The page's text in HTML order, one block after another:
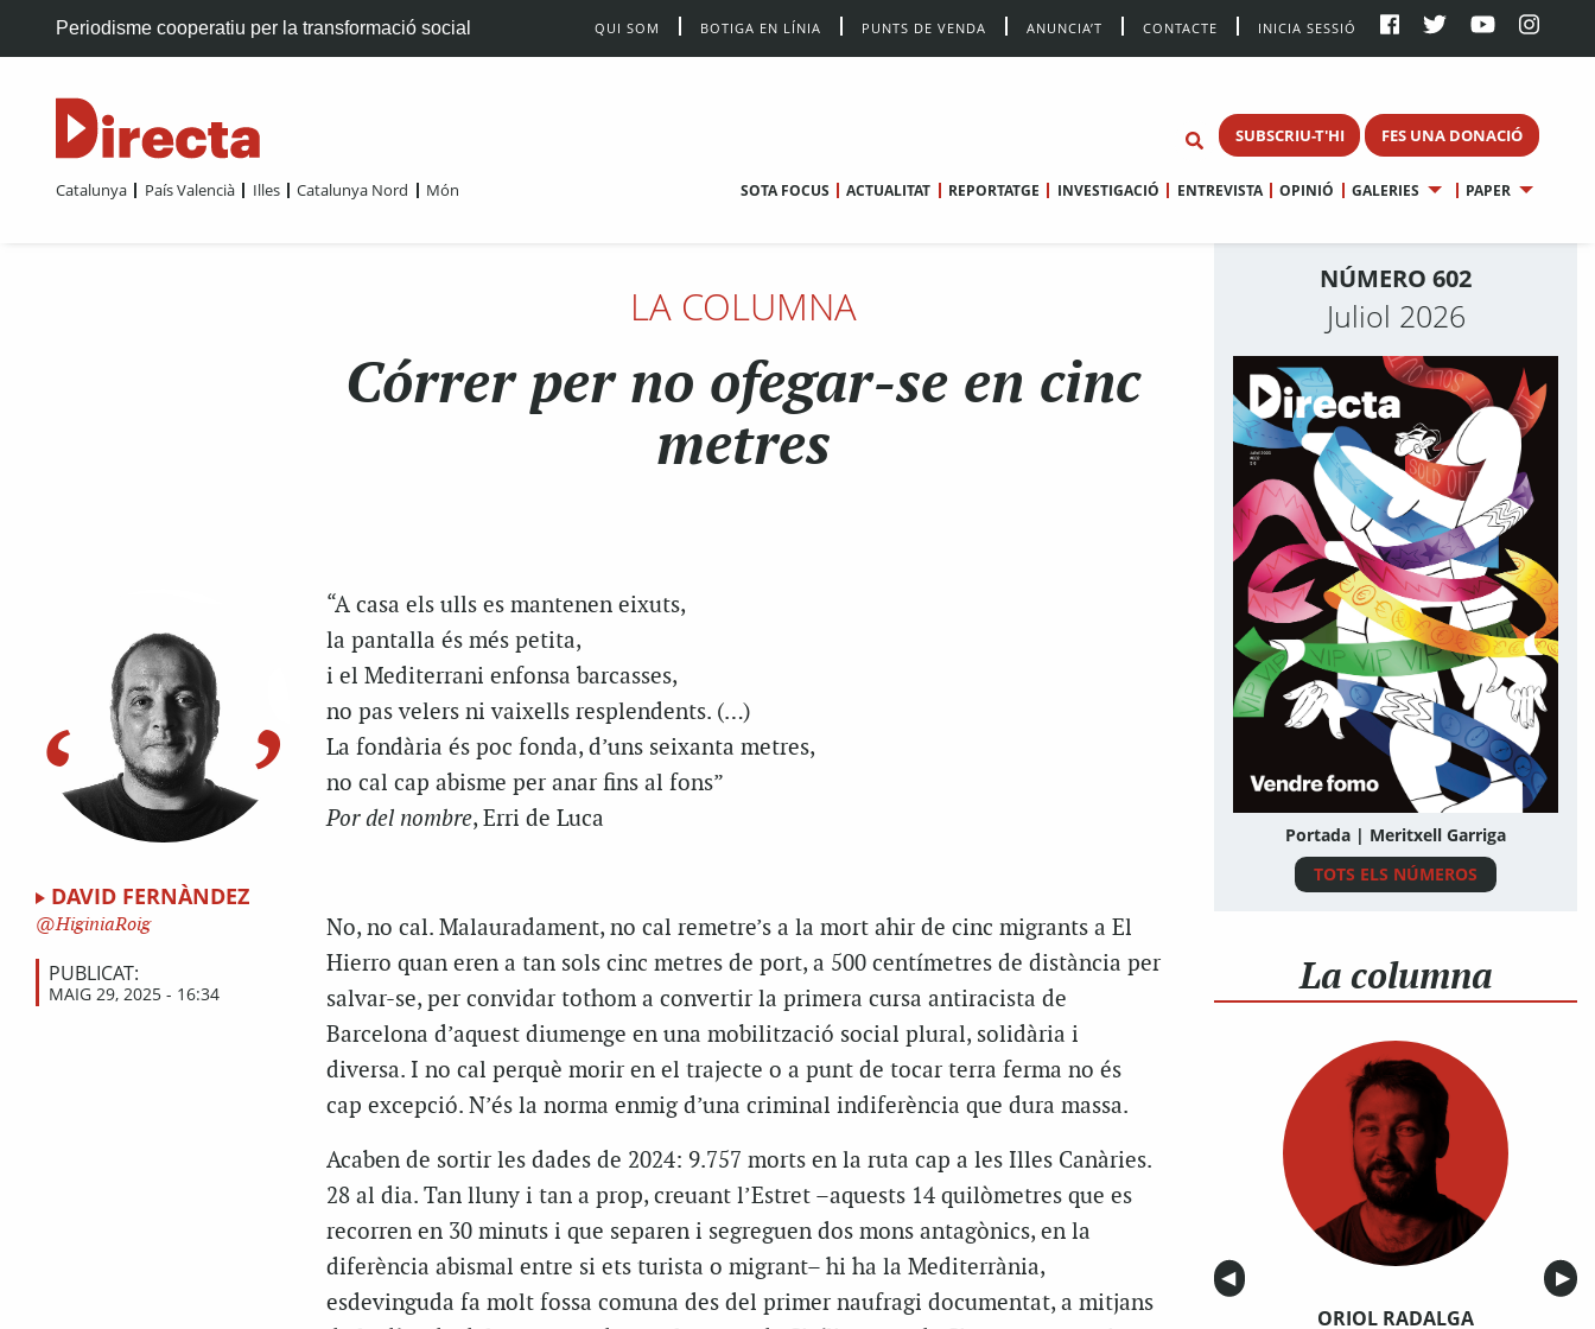
Periodisme cooperatiu per la transformació social QUI SOM BOTIGA EN LÍNIA PUNTS DE VENDA ANUNCIA’T CONTACTE INICIA SESSIÓ
SUBSCRIU-T'HI FES UNA DONACIÓ
Catalunya País Valencià Illes Catalunya Nord Món SOTA FOCUS ACTUALITAT REPORTATGE INVESTIGACIÓ ENTREVISTA OPINIÓ GALERIES PAPER
LA COLUMNA
Córrer per no ofegar-se en cinc
metres
DAVID FERNÀNDEZ
HiginiaRoig
PUBLICAT:
MAIG 29, 2025 - 16:34
“A casa els ulls es mantenen eixuts,
la pantalla és més petita,
i el Mediterrani enfonsa barcasses,
no pas velers ni vaixells resplendents. (…)
La fondària és poc fonda, d’uns seixanta metres,
no cal cap abisme per anar fins al fons”
Por del nombre, Erri de Luca
No, no cal. Malauradament, no cal remetre’s a la mort ahir de cinc migrants a El
Hierro quan eren a tan sols cinc metres de port, a 500 centímetres de distància per
salvar-se, per convidar tothom a convertir la primera cursa antiracista de
Barcelona d’aquest diumenge en una mobilització social plural, solidària i
diversa. I no cal perquè morir en el trajecte o a punt de tocar terra ferma no és
cap excepció. N’és la norma enmig d’una criminal indiferència que dura massa.
Acaben de sortir les dades de 2024: 9.757 morts en la ruta cap a les Illes Canàries.
28 al dia. Tan lluny i tan a prop, creuant l’Estret –aquests 14 quilòmetres que es
recorren en 30 minuts i que separen i segreguen dos mons antagònics, en la
diferència abismal entre si ets turista o migrant– hi ha la Mediterrània,
esdevinguda fa molt fossa comuna des del primer naufragi documentat, a mitjans
NÚMERO 602
Juliol 2026
Portada | Meritxell Garriga
TOTS ELS NÚMEROS
La columna
Anterior
◀︎ ▶︎
ORIOL RADALGA